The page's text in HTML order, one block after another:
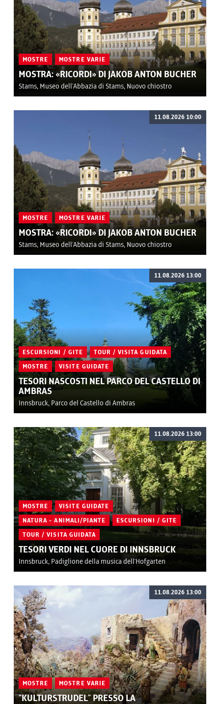
MOSTRE MOSTRE VARIE
MOSTRA: «RICORDI» DI JAKOB ANTON BUCHER
Stams, Museo dell'Abbazia di Stams, Nuovo chiostro
MOSTRE MOSTRE VARIE
MOSTRA: «RICORDI» DI JAKOB ANTON BUCHER
Stams, Museo dell'Abbazia di Stams, Nuovo chiostro
11.08.2026 10:00
ESCURSIONI / GITE TOUR / VISITA GUIDATA
MOSTRE VISITE GUIDATE
TESORI NASCOSTI NEL PARCO DEL CASTELLO DI
AMBRAS
Innsbruck, Parco del Castello di Ambras
11.08.2026 13:00
MOSTRE VISITE GUIDATE
NATURA - ANIMALI/PIANTE ESCURSIONI / GITE
TOUR / VISITA GUIDATA
TESORI VERDI NEL CUORE DI INNSBRUCK
Innsbruck, Padiglione della musica dell'Hofgarten
11.08.2026 13:00
MOSTRE MOSTRE VARIE
"KULTURSTRUDEL" PRESSO LA
11.08.2026 13:00